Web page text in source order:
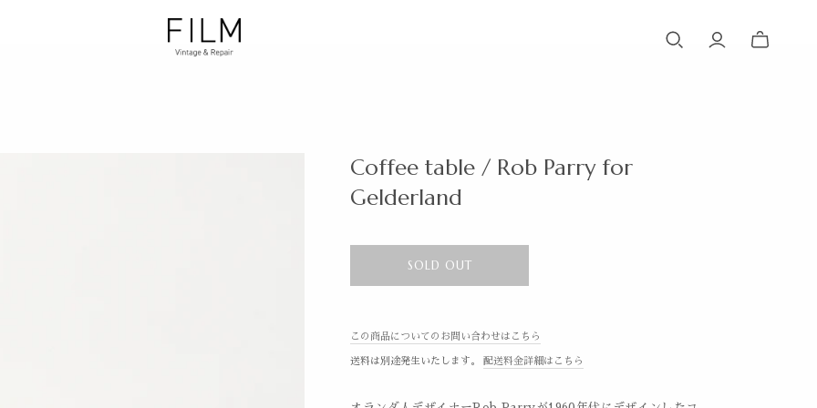
Coffee table / Rob Parry for
Gelderland
SOLD OUT
この商品についてのお問い合わせはこちら
送料は別途発生いたします。 配送料金詳細はこちら